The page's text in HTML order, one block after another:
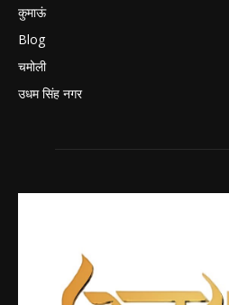
कुमाऊं
Blog
चमोली
उधम सिंह नगर